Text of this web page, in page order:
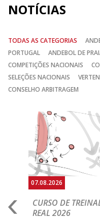
NOTÍCIAS
TODAS AS CATEGORIAS
PORTUGAL
ANDEBOL DE
COMPETIÇÕES NACIONAIS
SELEÇÕES NACIONAIS
CONSELHO ARBITRAGEM
07.08.2026
CURSO DE
REAL 2026
Anterior